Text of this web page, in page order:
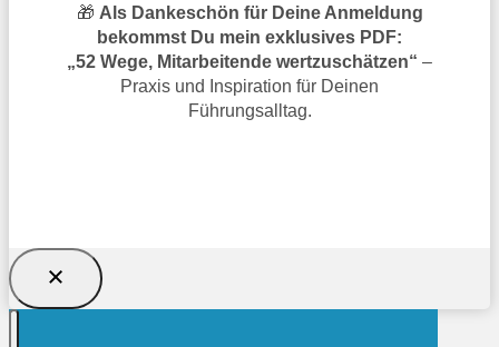
🎁 Als Dankeschön für Deine Anmeldung
bekommst Du mein exklusives PDF:
„52 Wege, Mitarbeitende wertzuschätzen“ –
Praxis und Inspiration für Deinen
Führungsalltag.